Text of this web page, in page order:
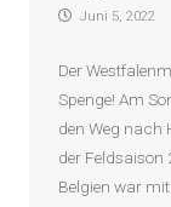
Juni 5, 2022
Der
Spenge! Am
den Weg nach
der Feldsaison
Belgien war